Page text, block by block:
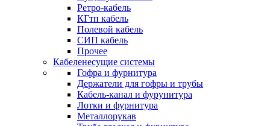
Ретро-кабель
КГтп кабель
Полевой кабель
СИП кабель
Прочее
Кабеленесущие системы
Гофра и фурнитура
Держатели для гофры и трубы
Кабель-канал и фурунитура
Лотки и фурнитура
Металлорукав